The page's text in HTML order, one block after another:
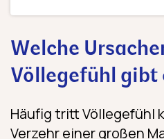
Welche
Völlegefühl gibt
Häufig tritt Völlegefühl
Verzehr einer großen